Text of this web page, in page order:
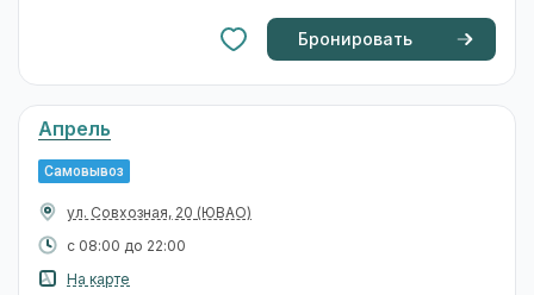
Бронировать
Апрель
Самовывоз
ул. Совхозная, 20 (ЮВАО)
с 08:00 до 22:00
На карте